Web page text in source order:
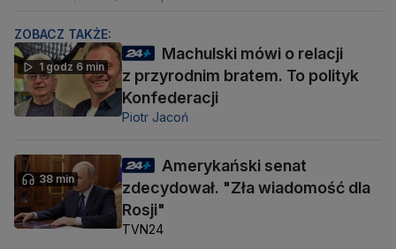
ZOBACZ TAKŻE:
1 godz 6 min
Machulski mówi o relacji
z przyrodnim bratem. To polityk
Konfederacji
Piotr Jacoń
38 min
Amerykański senat
zdecydował. "Zła wiadomość dla
Rosji"
TVN24